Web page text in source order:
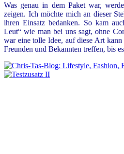
Was genau in dem Paket war,
zeigen. Ich möchte mich an dieser
ihren Einsatz bedanken. So kam
Leut“ wie man bei uns sagt, ohne
war eine tolle Idee, auf diese Art
Freunden und Bekannten treffen, bis